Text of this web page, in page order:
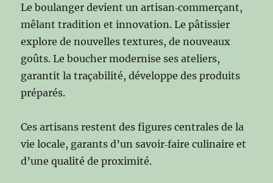
Le boulanger devient un artisan‑commerçant,
mêlant tradition et innovation. Le pâtissier
explore de nouvelles textures, de nouveaux
goûts. Le boucher modernise ses ateliers,
garantit la traçabilité, développe des produits
préparés.
Ces artisans restent des figures centrales de la
vie locale, garants d’un savoir‑faire culinaire et
d’une qualité de proximité.